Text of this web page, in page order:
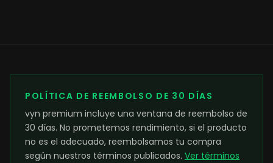
POLÍTICA DE REEMBOLSO DE 30 DÍAS
vyn premium incluye una ventana de reembolso de
30 días. No prometemos rendimiento, si el producto
no es el adecuado, reembolsamos tu compra
según nuestros términos publicados. Ver términos